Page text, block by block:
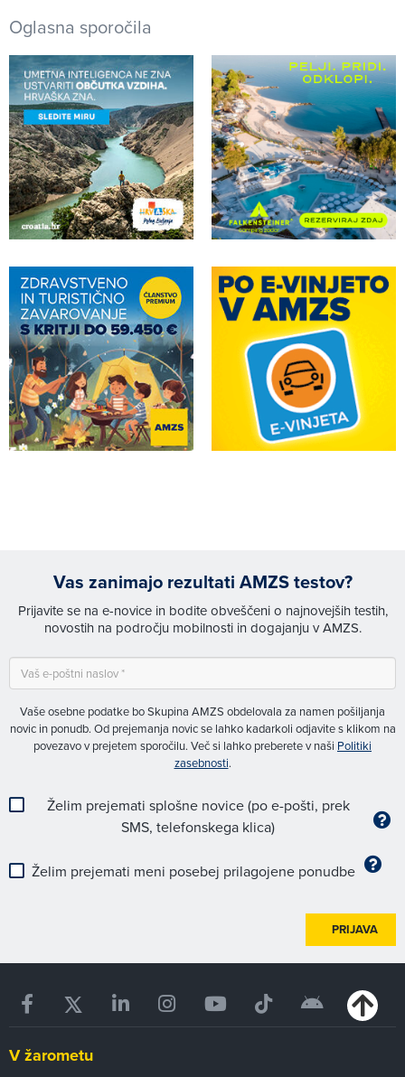
Oglasna sporočila
Vas zanimajo rezultati AMZS testov?
Prijavite se na e-novice in bodite obveščeni o najnovejših testih,
novostih na področju mobilnosti in dogajanju v AMZS.
Vaše osebne podatke bo Skupina AMZS obdelovala za namen pošiljanja
novic in ponudb. Od prejemanja novic se lahko kadarkoli odjavite s klikom na
povezavo v prejetem sporočilu. Več si lahko preberete v naši Politiki
zasebnosti.
Želim prejemati splošne novice (po e-pošti, prek
SMS, telefonskega klica)
Želim prejemati meni posebej prilagojene ponudbe
PRIJAVA
V žarometu